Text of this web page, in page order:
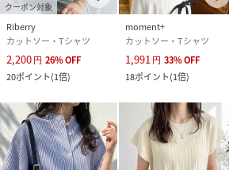
クーポン対象
Riberry
カットソー・Tシャツ
2,200円 26%OFF
20ポイント(1倍)
moment+
カットソー・Tシャツ
1,991円 33%OFF
18ポイント(1倍)